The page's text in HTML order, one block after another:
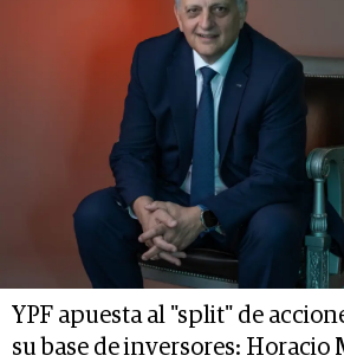
YPF apuesta al "split" de
su base de inversores: Horacio